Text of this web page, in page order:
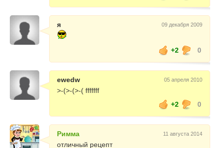
я 09 декабря 2009
+2 0
ewedw 05 апреля 2010
>-(>-(>-( fffffff
+2
0
Римма 11 августа 2014
отличный рецепт